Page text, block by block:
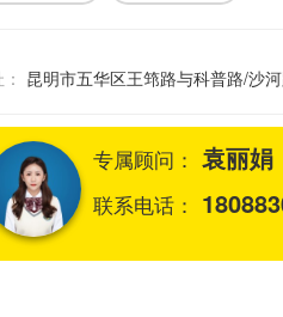
昆明市五华区王筇路与科普路/沙
专属顾问： 袁丽娟
联系电话：